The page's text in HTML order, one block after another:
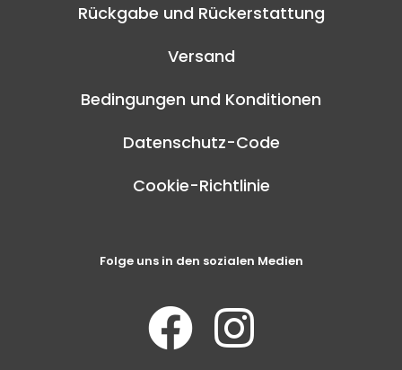
Rückgabe und Rückerstattung
Versand
Bedingungen und Konditionen
Datenschutz-Code
Cookie-Richtlinie
Folge uns in den sozialen Medien